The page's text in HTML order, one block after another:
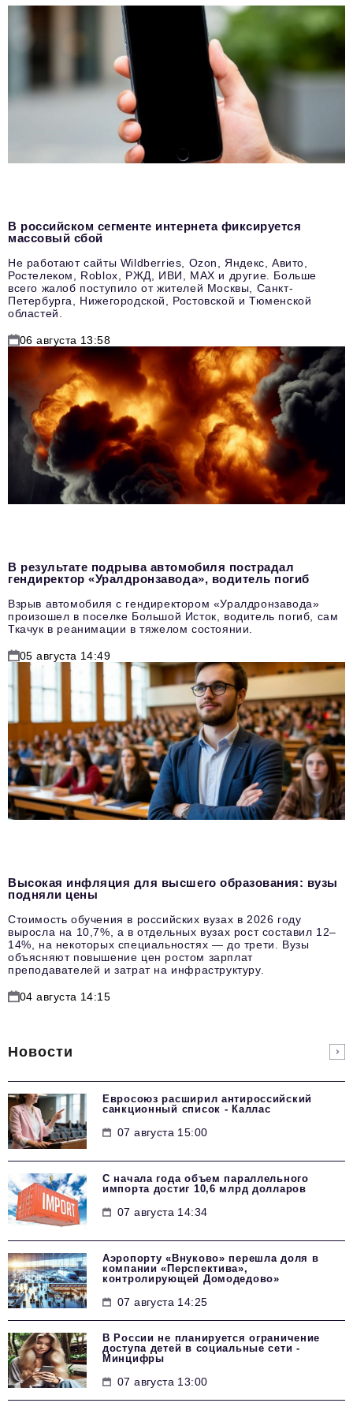
В российском сегменте интернета фиксируется
массовый сбой
Не работают сайты Wildberries, Ozon, Яндекс, Авито,
Ростелеком, Roblox, РЖД, ИВИ, MAX и другие. Больше
всего жалоб поступило от жителей Москвы, Санкт-
Петербурга, Нижегородской, Ростовской и Тюменской
областей.
06 августа 13:58
В результате подрыва автомобиля пострадал
гендиректор «Уралдронзавода», водитель погиб
Взрыв автомобиля с гендиректором «Уралдронзавода»
произошел в поселке Большой Исток, водитель погиб, сам
Ткачук в реанимации в тяжелом состоянии.
05 августа 14:49
Высокая инфляция для высшего образования: вузы
подняли цены
Стоимость обучения в российских вузах в 2026 году
выросла на 10,7%, а в отдельных вузах рост составил 12–
14%, на некоторых специальностях — до трети. Вузы
объясняют повышение цен ростом зарплат
преподавателей и затрат на инфраструктуру.
04 августа 14:15
Новости
Евросоюз расширил антироссийский
санкционный список - Каллас
07 августа 15:00
С начала года объем параллельного
импорта достиг 10,6 млрд долларов
07 августа 14:34
Аэропорту «Внуково» перешла доля в
компании «Перспектива»,
контролирующей Домодедово»
07 августа 14:25
В России не планируется ограничение
доступа детей в социальные сети -
Минцифры
07 августа 13:00